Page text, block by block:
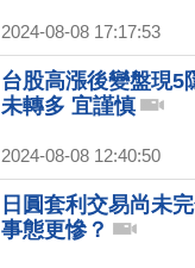
2024-08-08 17:17:53
台股高漲後變盤現5
未轉多 宜謹慎
2024-08-08 12:40:50
日圓套利交易尚未
事態更慘？